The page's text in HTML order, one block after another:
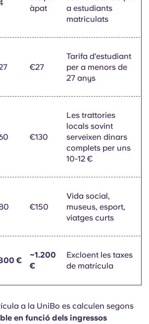
àpat
a estudiants
matriculats
€27
Tarifa d'estudiant
per a menors de
27 anys
€130
Les trattories
locals sovint
serveixen dinars
complets per uns
10-12 €
€150
Vida social,
museus, esport,
viatges curts
€
~1.200
€
Excloent les taxes
de matrícula
a la UniBo es calculen segons
en funció dels ingressos